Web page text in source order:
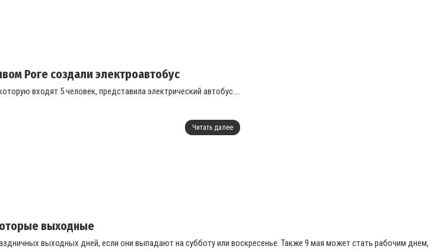
Роге создали электроавтобус
входят 5 человек, представила электрический автобус....
Читать далее
выходные
выходных дней, если они выпадают на субботу или воскресенье. Также 9 мая может стать рабочим днем,